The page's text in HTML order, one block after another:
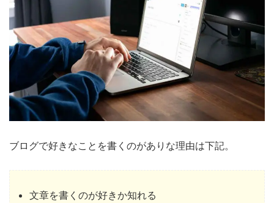
ブログで好きなことを書くのがありな理由は下記。
文章を書くのが好きか知れる